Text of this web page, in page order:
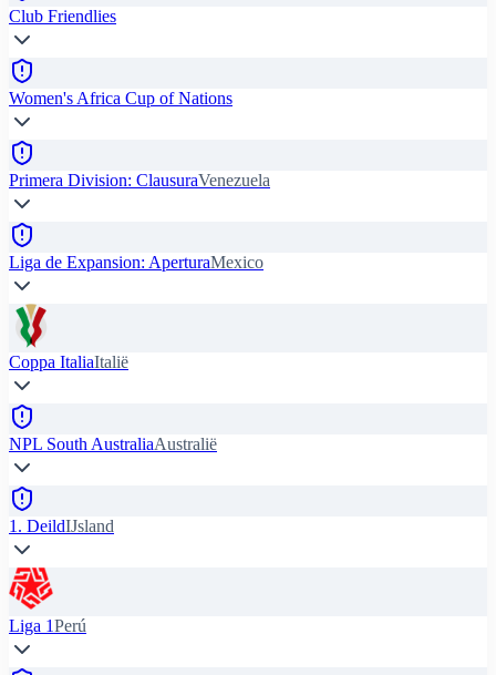
Club Friendlies
Women's Africa Cup of Nations
Primera Division: ClausuraVenezuela
Liga de Expansion: AperturaMexico
Coppa ItaliaItalië
NPL South AustraliaAustralië
1. DeildIJsland
Liga 1Perú